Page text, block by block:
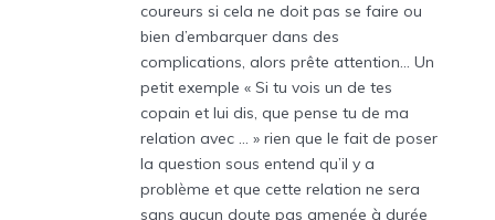
coureurs si cela ne doit pas se faire ou
bien d’embarquer dans des
complications, alors prête attention… Un
petit exemple « Si tu vois un de tes
copain et lui dis, que pense tu de ma
relation avec … » rien que le fait de poser
la question sous entend qu’il y a
problème et que cette relation ne sera
sans aucun doute pas amenée à durée